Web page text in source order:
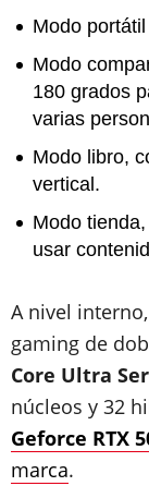
Modo
Modo
180 grados
varias
Modo libro,
vertical.
Modo
usar
A nivel
gaming de
Core Ultra
núcleos y 32
Geforce RTX
marca.